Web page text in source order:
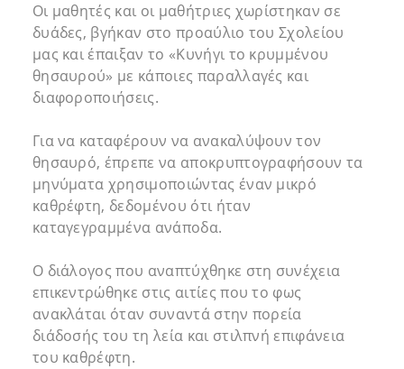
Οι μαθητές και οι μαθήτριες χωρίστηκαν σε
δυάδες, βγήκαν στο προαύλιο του Σχολείου
μας και έπαιξαν το «Κυνήγι το κρυμμένου
θησαυρού» με κάποιες παραλλαγές και
διαφοροποιήσεις.
Για να καταφέρουν να ανακαλύψουν τον
θησαυρό, έπρεπε να αποκρυπτογραφήσουν τα
μηνύματα χρησιμοποιώντας έναν μικρό
καθρέφτη, δεδομένου ότι ήταν
καταγεγραμμένα ανάποδα.
Ο διάλογος που αναπτύχθηκε στη συνέχεια
επικεντρώθηκε στις αιτίες που το φως
ανακλάται όταν συναντά στην πορεία
διάδοσής του τη λεία και στιλπνή επιφάνεια
του καθρέφτη.